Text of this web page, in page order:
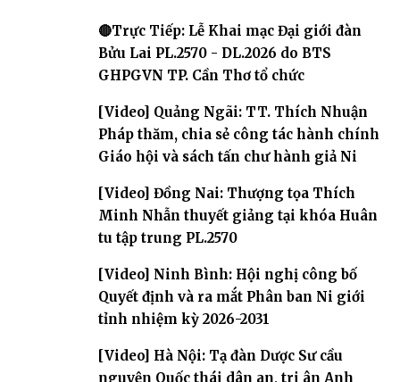
🔴Trực Tiếp: Lễ Khai mạc Đại giới đàn
Bửu Lai PL.2570 - DL.2026 do BTS
GHPGVN TP. Cần Thơ tổ chức
[Video] Quảng Ngãi: TT. Thích Nhuận
Pháp thăm, chia sẻ công tác hành chính
Giáo hội và sách tấn chư hành giả Ni
[Video] Đồng Nai: Thượng tọa Thích
Minh Nhẫn thuyết giảng tại khóa Huân
tu tập trung PL.2570
[Video] Ninh Bình: Hội nghị công bố
Quyết định và ra mắt Phân ban Ni giới
tỉnh nhiệm kỳ 2026-2031
[Video] Hà Nội: Tạ đàn Dược Sư cầu
nguyện Quốc thái dân an, tri ân Anh